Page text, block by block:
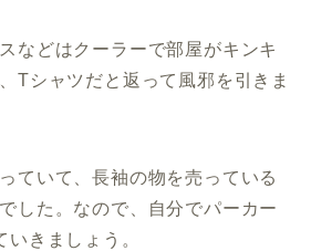
などはクーラーで部屋がキンキ
Tシャツだと返って風邪を引きま
ていて、長袖の物を売っている
した。なので、自分でパーカー
きましょう。